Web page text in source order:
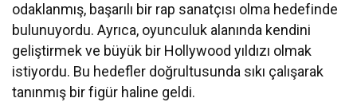
odaklanmış, başarılı bir rap sanatçısı olma hedefinde
bulunuyordu. Ayrıca, oyunculuk alanında kendini
geliştirmek ve büyük bir Hollywood yıldızı olmak
istiyordu. Bu hedefler doğrultusunda sıkı çalışarak
tanınmış bir figür haline geldi.